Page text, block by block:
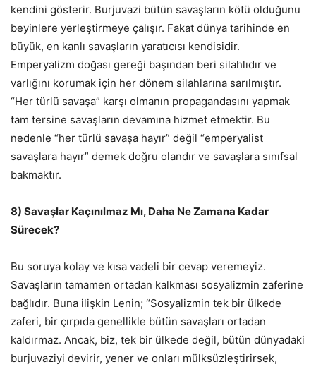
kendini gösterir. Burjuvazi bütün savaşların kötü olduğunu
beyinlere yerleştirmeye çalışır. Fakat dünya tarihinde en
büyük, en kanlı savaşların yaratıcısı kendisidir.
Emperyalizm doğası gereği başından beri silahlıdır ve
varlığını korumak için her dönem silahlarına sarılmıştır.
“Her türlü savaşa” karşı olmanın propagandasını yapmak
tam tersine savaşların devamına hizmet etmektir. Bu
nedenle “her türlü savaşa hayır” değil “emperyalist
savaşlara hayır” demek doğru olandır ve savaşlara sınıfsal
bakmaktır.
8) Savaşlar Kaçınılmaz Mı, Daha Ne Zamana Kadar
Sürecek?
Bu soruya kolay ve kısa vadeli bir cevap veremeyiz.
Savaşların tamamen ortadan kalkması sosyalizmin zaferine
bağlıdır. Buna ilişkin Lenin; “Sosyalizmin tek bir ülkede
zaferi, bir çırpıda genellikle bütün savaşları ortadan
kaldırmaz. Ancak, biz, tek bir ülkede değil, bütün dünyadaki
burjuvaziyi devirir, yener ve onları mülksüzleştirirsek,